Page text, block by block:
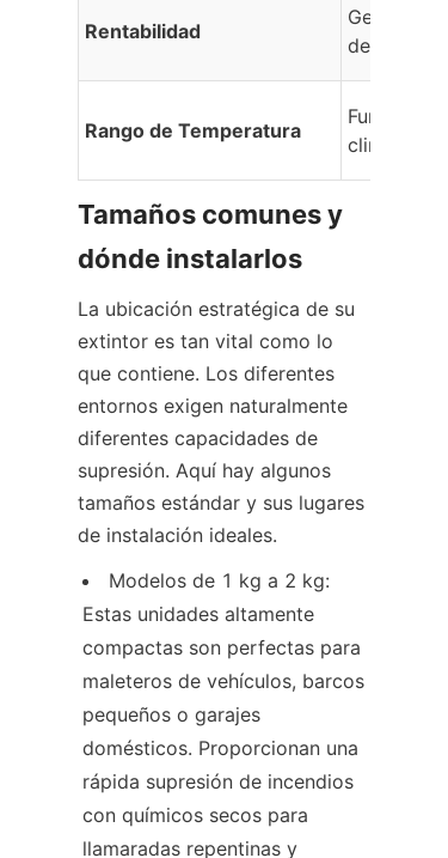
Rentabilidad
de
Rango de Temperatura
Funciona
climas
Tamaños comunes y
dónde instalarlos
La ubicación estratégica de su
extintor es tan vital como lo
que contiene. Los diferentes
entornos exigen naturalmente
diferentes capacidades de
supresión. Aquí hay algunos
tamaños estándar y sus lugares
de instalación ideales.
Modelos de 1 kg a 2 kg:
Estas unidades altamente
compactas son perfectas para
maleteros de vehículos, barcos
pequeños o garajes
domésticos. Proporcionan una
rápida supresión de incendios
con químicos secos para
llamaradas repentinas y